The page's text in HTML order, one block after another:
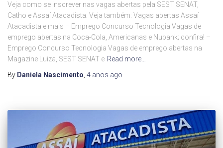
Veja como se inscrever nas vagas abertas pela SEST SENAT,
Catho e Assaí Atacadista. Veja também: Vagas abertas Assaí
Atacadista e mais – Emprego Concurso Tecnologia Vagas de
emprego abertas na Coca-Cola, Americanas e Nubank; confira! –
Emprego Concurso Tecnologia Vagas de emprego abertas na
Magazine Luiza, SEST SENAT e Read more…
By Daniela Nascimento, 4 anos ago